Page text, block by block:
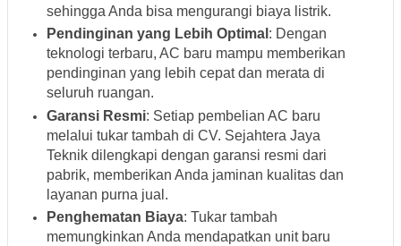
sehingga Anda bisa mengurangi biaya listrik.
Pendinginan yang Lebih Optimal : Dengan
teknologi terbaru, AC baru mampu memberikan
pendinginan yang lebih cepat dan merata di
seluruh ruangan.
Garansi Resmi: Setiap pembelian AC baru
melalui tukar tambah di CV. Sejahtera Jaya
Teknik dilengkapi dengan garansi resmi dari
pabrik, memberikan Anda jaminan kualitas dan
layanan purna jual.
Penghematan Biaya: Tukar tambah
memungkinkan Anda mendapatkan unit baru